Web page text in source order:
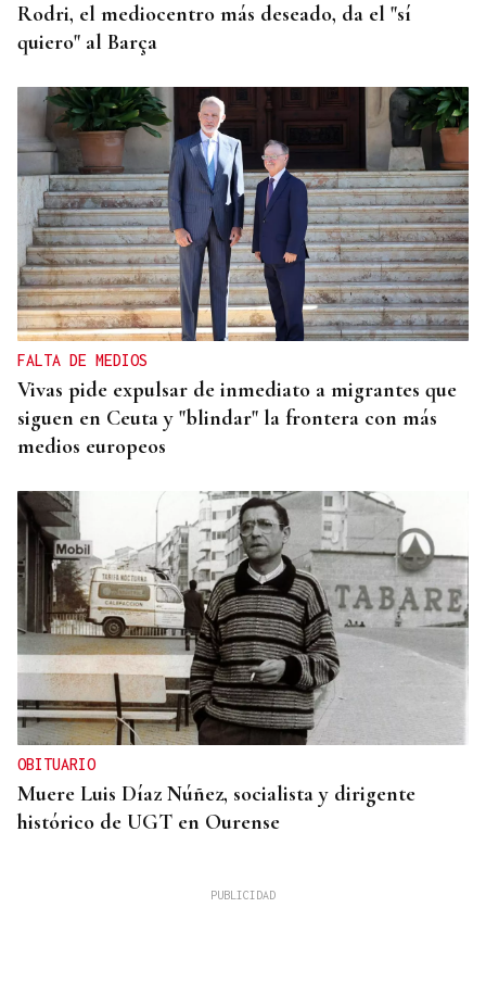
Rodri, el mediocentro más deseado, da el "sí
quiero" al Barça
FALTA DE MEDIOS
Vivas pide expulsar de inmediato a migrantes que
siguen en Ceuta y "blindar" la frontera con más
medios europeos
OBITUARIO
Muere Luis Díaz Núñez, socialista y dirigente
histórico de UGT en Ourense